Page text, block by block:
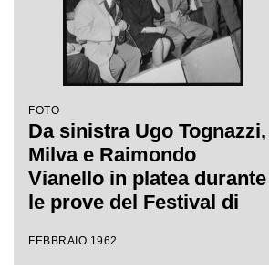
FOTO
Da sinistra Ugo Tognazzi,
Milva e Raimondo
Vianello in platea durante
le prove del Festival di
FEBBRAIO 1962